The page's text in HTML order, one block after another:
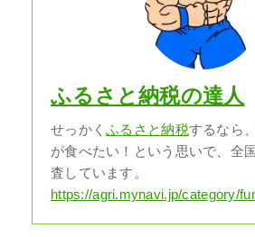
ふるさと納税の達人
せっかくふるさと納税するなら
が食べたい！という思いで、全
査しています。
https://agri.mynavi.jp/category/